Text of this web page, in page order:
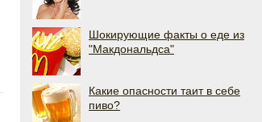
Шокирующие факты о еде из
"Макдональдса"
Какие опасности таит в себе
пиво?